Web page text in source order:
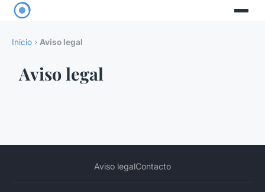
Inicio › Aviso legal
Aviso legal
Aviso legalContacto